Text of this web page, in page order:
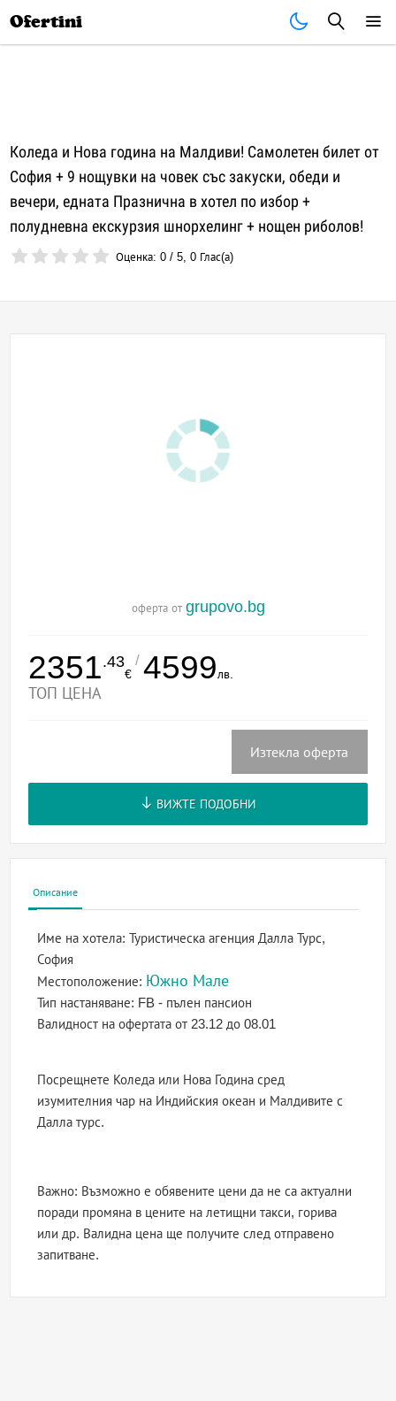
Ofertini
Коледа и Нова година на Малдиви! Самолетен билет от
София + 9 нощувки на човек със закуски, обеди и
вечери, едната Празнична в хотел по избор +
полудневна екскурзия шнорхелинг + нощен риболов!
Оценка:0 /5,0 Глас(а)
оферта от grupovo.bg
2351.43
€
/ 4599лв.
ТОП ЦЕНА
Изтекла оферта
ВИЖТЕ ПОДОБНИ
Описание
Име на хотела:Туристическа агенция Далла Турс,
София
Местоположение: Южно Мале
Тип настаняване: FB - пълен пансион
Валидност на офертатаот 23.12 до 08.01
Посрещнете Коледа или Нова Година сред
изумителния чар на Индийския океан и Малдивите с
Далла турс.
Важно: Възможно е обявените цени да не са актуални
поради промяна в цените на летищни такси, горива
или др. Валидна цена ще получите след отправено
запитване.